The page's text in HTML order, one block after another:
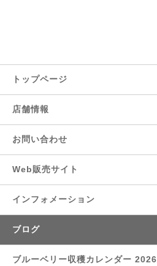
トップページ
店舗情報
お問い合わせ
Web販売サイト
インフォメーション
ブログ
ブルーベリー収穫カレンダー 2026